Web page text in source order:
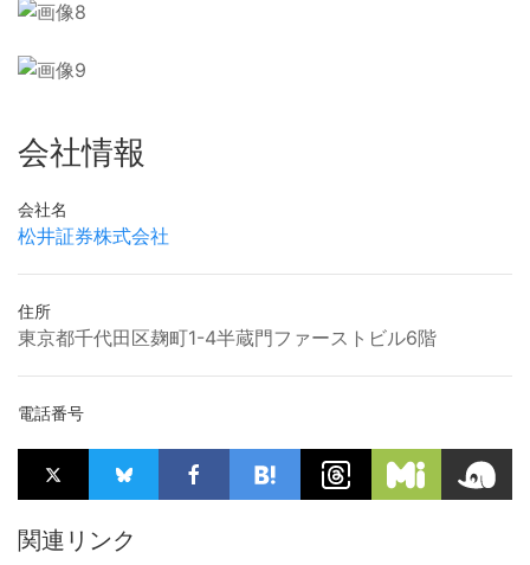
会社情報
会社名
松井証券株式会社
住所
東京都千代田区麹町1-4半蔵門ファーストビル6階
電話番号
関連リンク